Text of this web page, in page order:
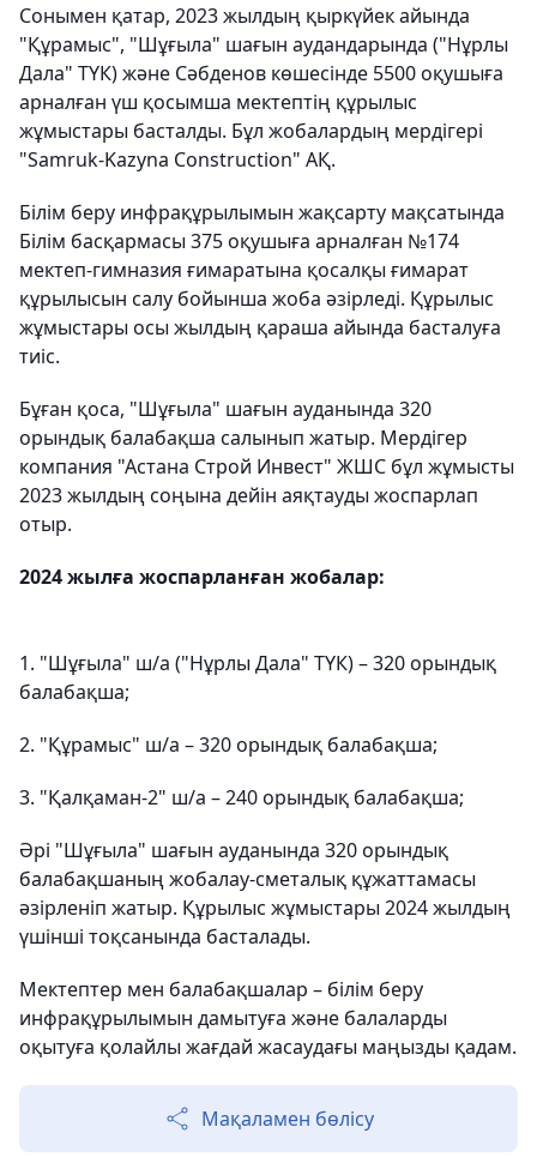
Сонымен қатар, 2023 жылдың қыркүйек айында
"Құрамыс", "Шұғыла" шағын аудандарында ("Нұрлы
Дала" ТҮК) және Сәбденов көшесінде 5500 оқушыға
арналған үш қосымша мектептің құрылыс
жұмыстары басталды. Бұл жобалардың мердігері
"Samruk-Kazyna Construction" АҚ.
Білім беру инфрақұрылымын жақсарту мақсатында
Білім басқармасы 375 оқушыға арналған №174
мектеп-гимназия ғимаратына қосалқы ғимарат
құрылысын салу бойынша жоба әзірледі. Құрылыс
жұмыстары осы жылдың қараша айында басталуға
тиіс.
Бұған қоса, "Шұғыла" шағын ауданында 320
орындық балабақша салынып жатыр. Мердігер
компания "Астана Строй Инвест" ЖШС бұл жұмысты
2023 жылдың соңына дейін аяқтауды жоспарлап
отыр.
2024 жылға жоспарланған жобалар:
1. "Шұғыла" ш/а ("Нұрлы Дала" ТҮК) – 320 орындық
балабақша;
2. "Құрамыс" ш/а – 320 орындық балабақша;
3. "Қалқаман-2" ш/а – 240 орындық балабақша;
Әрі "Шұғыла" шағын ауданында 320 орындық
балабақшаның жобалау-сметалық құжаттамасы
әзірленіп жатыр. Құрылыс жұмыстары 2024 жылдың
үшінші тоқсанында басталады.
Мектептер мен балабақшалар – білім беру
инфрақұрылымын дамытуға және балаларды
оқытуға қолайлы жағдай жасаудағы маңызды қадам.
Мақаламен бөлісу